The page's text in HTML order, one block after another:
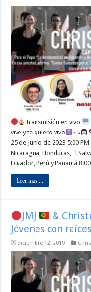
Transmisión en vivo
vive y te quiero vivo
» «
25 de Junio de 2023 5:00
Nicaragua, Honduras, El
Ecuador, Perú y Panamá
Leer mas ...
JMJ
&
Jóvenes con
diciembre 12, 2019